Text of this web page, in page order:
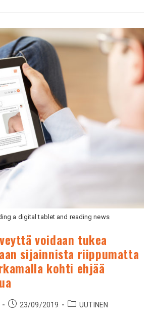
a digital tablet and reading news
voidaan tukea
sijainnista riippumatta
kohti ehjää
23/09/2019 UUTINEN